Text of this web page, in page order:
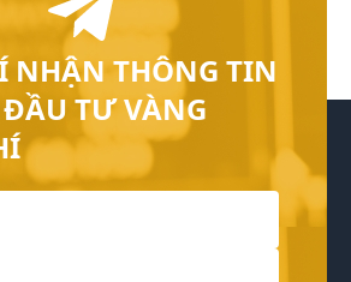
NHẬN THÔNG TIN
TƯ VÀNG